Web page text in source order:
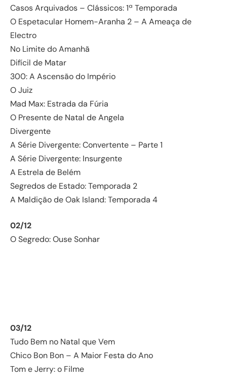
Casos Arquivados – Clássicos: 1ª Temporada
O Espetacular Homem-Aranha 2 – A Ameaça de
Electro
No Limite do Amanhã
Difícil de Matar
300: A Ascensão do Império
O Juiz
Mad Max: Estrada da Fúria
O Presente de Natal de Angela
Divergente
A Série Divergente: Convertente – Parte 1
A Série Divergente: Insurgente
A Estrela de Belém
Segredos de Estado: Temporada 2
A Maldição de Oak Island: Temporada 4
02/12
O Segredo: Ouse Sonhar
03/12
Tudo Bem no Natal que Vem
Chico Bon Bon – A Maior Festa do Ano
Tom e Jerry: o Filme